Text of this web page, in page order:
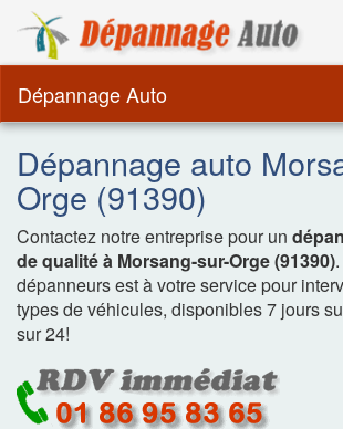
Dépannage Auto
Dépannage auto
Orge (91390)
Contactez notre entreprise pour un
de qualité à Morsang-sur-Orge (91390)
dépanneurs est à votre service pour
types de véhicules, disponibles 7 jours
sur 24!